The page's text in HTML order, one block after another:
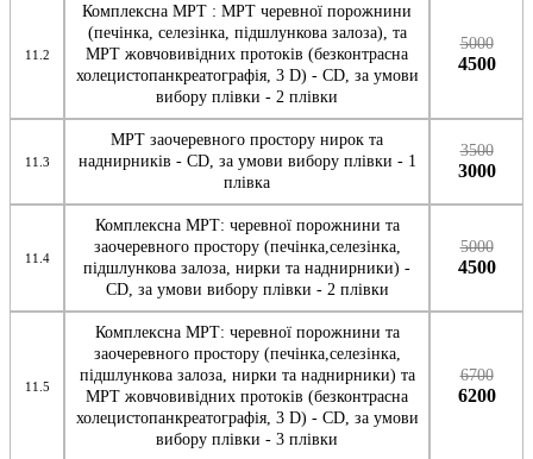
11.2
Комплексна МРТ : МРТ черевної порожнини
(печінка, селезінка, підшлункова залоза), та
МРТ жовчовивідних протоків (безконтрасна
холецистопанкреатографія, 3 D) - CD, за умови
вибору плівки - 2 плівки
5000
4500
11.3
МРТ заочеревного простору нирок та
наднирників - CD, за умови вибору плівки - 1
плівка
3500
3000
11.4
Комплексна МРТ: черевної порожнини та
заочеревного простору (печінка,селезінка,
підшлункова залоза, нирки та наднирники) -
CD, за умови вибору плівки - 2 плівки
5000
4500
11.5
Комплексна МРТ: черевної порожнини та
заочеревного простору (печінка,селезінка,
підшлункова залоза, нирки та наднирники) та
МРТ жовчовивідних протоків (безконтрасна
холецистопанкреатографія, 3 D) - CD, за умови
вибору плівки - 3 плівки
6700
6200